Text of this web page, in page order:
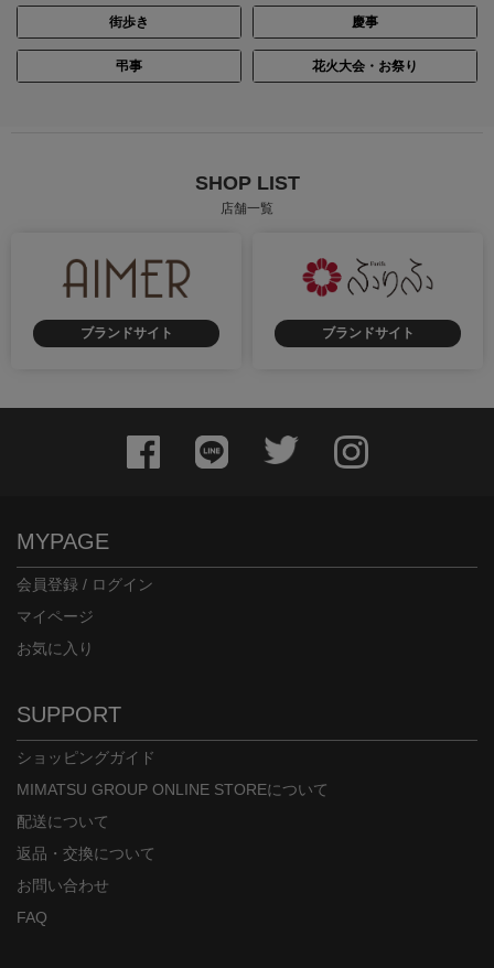
身長：165cm 身長：157cm
街歩き 慶事
弔事 花火大会・お祭り
SHOP LIST
店舗一覧
ブランドサイト ブランドサイト
MYPAGE
会員登録 / ログイン
マイページ
お気に入り
SUPPORT
ショッピングガイド
MIMATSU GROUP ONLINE STOREについて
配送について
返品・交換について
お問い合わせ
FAQ